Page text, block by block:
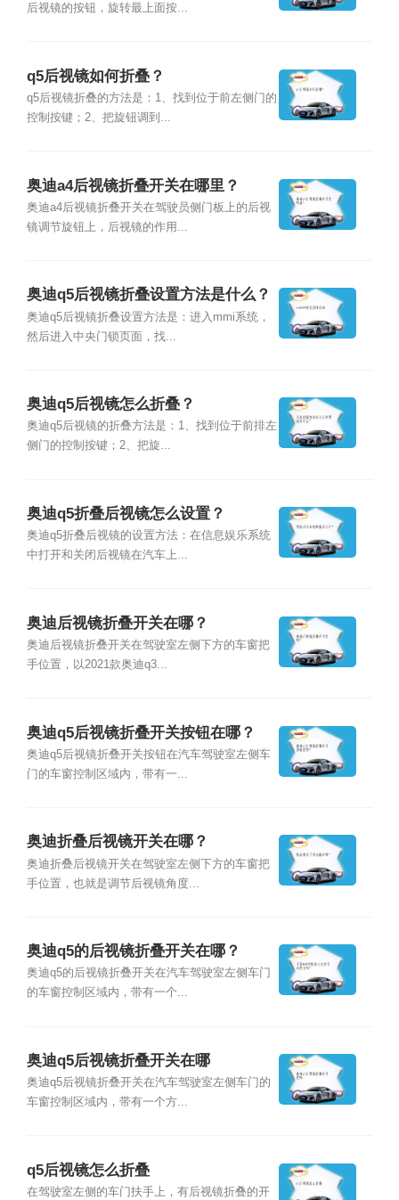
后视镜的按钮，旋转最上面按...
q5后视镜如何折叠？
q5后视镜折叠的方法是：1、找到位于前左侧门的
控制按键；2、把旋钮调到...
奥迪a4后视镜折叠开关在哪里？
奥迪a4后视镜折叠开关在驾驶员侧门板上的后视
镜调节旋钮上，后视镜的作用...
奥迪q5后视镜折叠设置方法是什么？
奥迪q5后视镜折叠设置方法是：进入mmi系统，
然后进入中央门锁页面，找...
奥迪q5后视镜怎么折叠？
奥迪q5后视镜的折叠方法是：1、找到位于前排左
侧门的控制按键；2、把旋...
奥迪q5折叠后视镜怎么设置？
奥迪q5折叠后视镜的设置方法：在信息娱乐系统
中打开和关闭后视镜在汽车上...
奥迪后视镜折叠开关在哪？
奥迪后视镜折叠开关在驾驶室左侧下方的车窗把
手位置，以2021款奥迪q3...
奥迪q5后视镜折叠开关按钮在哪？
奥迪q5后视镜折叠开关按钮在汽车驾驶室左侧车
门的车窗控制区域内，带有一...
奥迪折叠后视镜开关在哪？
奥迪折叠后视镜开关在驾驶室左侧下方的车窗把
手位置，也就是调节后视镜角度...
奥迪q5的后视镜折叠开关在哪？
奥迪q5的后视镜折叠开关在汽车驾驶室左侧车门
的车窗控制区域内，带有一个...
奥迪q5后视镜折叠开关在哪
奥迪q5后视镜折叠开关在汽车驾驶室左侧车门的
车窗控制区域内，带有一个方...
q5后视镜怎么折叠
在驾驶室左侧的车门扶手上，有后视镜折叠的开